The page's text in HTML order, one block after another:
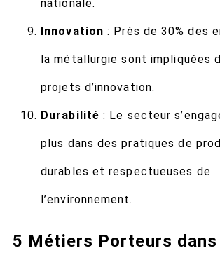
nationale.
Innovation : Près de 30% des
la métallurgie sont impliquées
projets d’innovation.
Durabilité : Le secteur
plus dans des pratiques de
durables et respectueuses de
l’environnement.
5 Métiers Porteurs dans